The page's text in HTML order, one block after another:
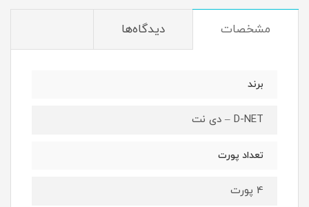
مشخصات دیدگاه‌ها
برند
D-NET – دی نت
تعداد پورت
4 پورت